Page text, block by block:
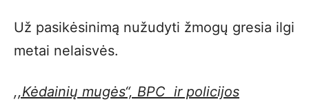
Už pasikėsinimą nužudyti žmogų gresia ilgi
metai nelaisvės.
,,Kėdainių mugės“, BPC ir policijos